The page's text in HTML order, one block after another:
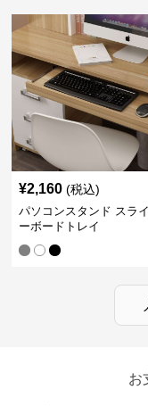
¥2,160 (税込)
パソコンスタンド スラ
ーボードトレイ
お